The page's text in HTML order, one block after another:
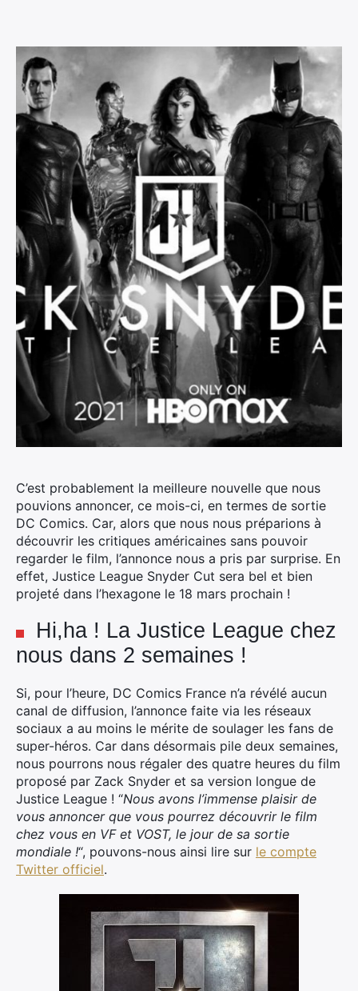
C’est probablement la meilleure nouvelle que nous
pouvions annoncer, ce mois-ci, en termes de sortie
DC Comics. Car, alors que nous nous préparions à
découvrir les critiques américaines sans pouvoir
regarder le film, l’annonce nous a pris par surprise. En
effet, Justice League Snyder Cut sera bel et bien
projeté dans l’hexagone le 18 mars prochain !
Hi,ha ! La Justice League chez
nous dans 2 semaines !
Si, pour l’heure, DC Comics France n’a révélé aucun
canal de diffusion, l’annonce faite via les réseaux
sociaux a au moins le mérite de soulager les fans de
super-héros. Car dans désormais pile deux semaines,
nous pourrons nous régaler des quatre heures du film
proposé par Zack Snyder et sa version longue de
Justice League ! “Nous avons l’immense plaisir de
vous annoncer que vous pourrez découvrir le film
chez vous en VF et VOST, le jour de sa sortie
mondiale !“, pouvons-nous ainsi lire sur le compte
Twitter officiel.